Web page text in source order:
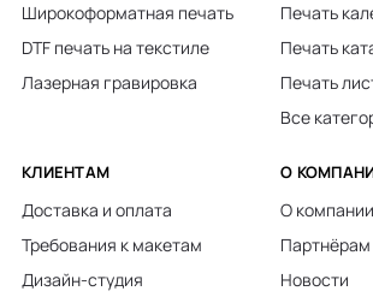
Широкоформатная печать
DTF печать на текстиле
Лазерная гравировка
Печать
Печать
Печать
Все
КЛИЕНТАМ
Доставка и оплата
Требования к макетам
Дизайн-студия
О
О компании
Партнёрам
Новости